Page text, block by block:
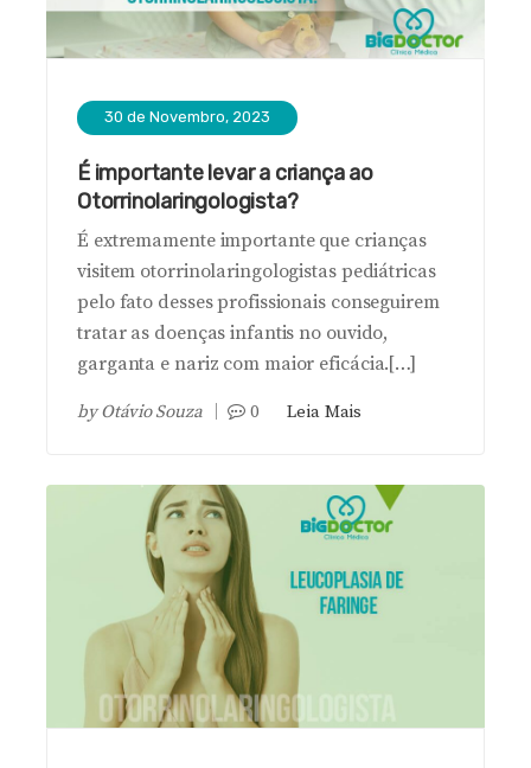
30 de Novembro, 2023
É importante levar a criança ao
Otorrinolaringologista?
É extremamente importante que crianças
visitem otorrinolaringologistas pediátricas
pelo fato desses profissionais conseguirem
tratar as doenças infantis no ouvido,
garganta e nariz com maior eficácia.[…]
byOtávio Souza 0 Leia Mais